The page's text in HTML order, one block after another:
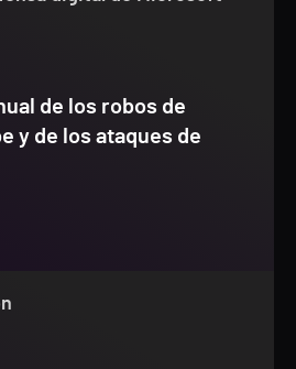
de los robos de
y de los ataques de